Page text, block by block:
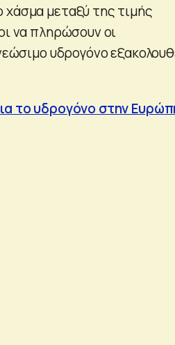
μεταξύ της τιμής
να πληρώσουν οι
υδρογόνο
το υδρογόνο στην